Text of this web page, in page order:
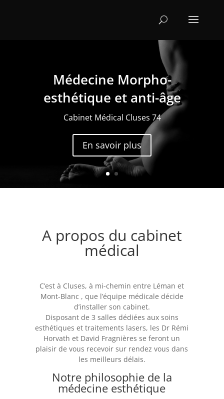
Médecine Morpho-
esthétique et anti-âge
Cabinet Médical Cluses 74
En savoir plus
A propos du cabinet
médical
C’est à Cluses, à mi-chemin entre Léman et
Mont-Blanc , que l’équipe médicale décide
d’installer son cabinet.
Disposant de 3 salles dédiées aux soins
esthétiques et traitements lasers, les Dr Rémi
Horvath et David Fragnières se feront un
plaisir de vous recevoir sur rendez vous dans
les meilleurs délais.
Notre philosophie de la
médecine esthétique